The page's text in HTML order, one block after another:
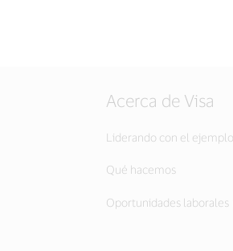
Acerca de Visa
Liderando con el ejemplo
Qué hacemos
Oportunidades laborales